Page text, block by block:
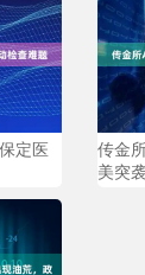
定医
传金
美突